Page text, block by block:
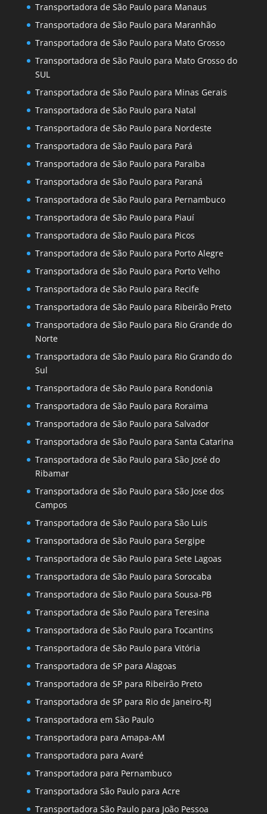
Transportadora de São Paulo para Manaus
Transportadora de São Paulo para Maranhão
Transportadora de São Paulo para Mato Grosso
Transportadora de São Paulo para Mato Grosso do
SUL
Transportadora de São Paulo para Minas Gerais
Transportadora de São Paulo para Natal
Transportadora de São Paulo para Nordeste
Transportadora de São Paulo para Pará
Transportadora de São Paulo para Paraiba
Transportadora de São Paulo para Paraná
Transportadora de São Paulo para Pernambuco
Transportadora de São Paulo para Piauí
Transportadora de São Paulo para Picos
Transportadora de São Paulo para Porto Alegre
Transportadora de São Paulo para Porto Velho
Transportadora de São Paulo para Recife
Transportadora de São Paulo para Ribeirão Preto
Transportadora de São Paulo para Rio Grande do
Norte
Transportadora de São Paulo para Rio Grando do
Sul
Transportadora de São Paulo para Rondonia
Transportadora de São Paulo para Roraima
Transportadora de São Paulo para Salvador
Transportadora de São Paulo para Santa Catarina
Transportadora de São Paulo para São José do
Ribamar
Transportadora de São Paulo para São Jose dos
Campos
Transportadora de São Paulo para São Luis
Transportadora de São Paulo para Sergipe
Transportadora de São Paulo para Sete Lagoas
Transportadora de São Paulo para Sorocaba
Transportadora de São Paulo para Sousa-PB
Transportadora de São Paulo para Teresina
Transportadora de São Paulo para Tocantins
Transportadora de São Paulo para Vitória
Transportadora de SP para Alagoas
Transportadora de SP para Ribeirão Preto
Transportadora de SP para Rio de Janeiro-RJ
Transportadora em São Paulo
Transportadora para Amapa-AM
Transportadora para Avaré
Transportadora para Pernambuco
Transportadora São Paulo para Acre
Transportadora São Paulo para João Pessoa